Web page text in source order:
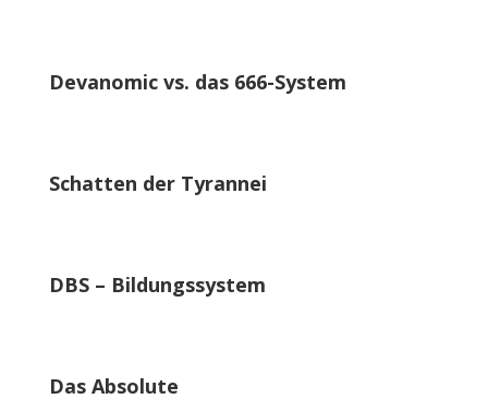
Devanomic vs. das 666-System
Schatten der Tyrannei
DBS – Bildungssystem
Das Absolute